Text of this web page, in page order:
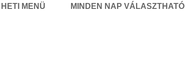
HETI MENÜ MINDEN NAP VÁLASZTHATÓ